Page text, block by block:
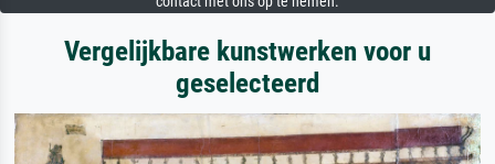
Vergelijkbare kunstwerken voor u
geselecteerd